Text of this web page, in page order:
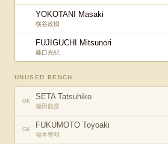
YOKOTANI Masaki
横谷政樹
FUJIGUCHI Mitsunori
藤口光紀
UNUSED BENCH
GK SETA Tatsuhiko
瀬田龍彦
GK FUKUMOTO Toyoaki
福本豊明